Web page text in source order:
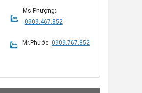
Ms.Phượng:
0909.467.852
Mr.Phước: 0909.767.852